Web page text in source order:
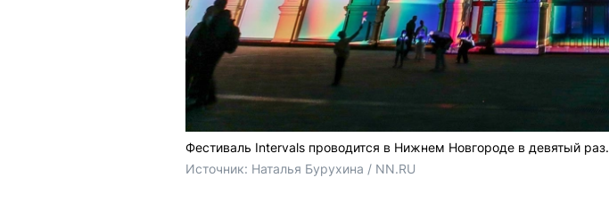
Фестиваль Intervals проводится в Нижнем Новгороде в девятый раз.
Источник: Наталья Бурухина / NN.RU